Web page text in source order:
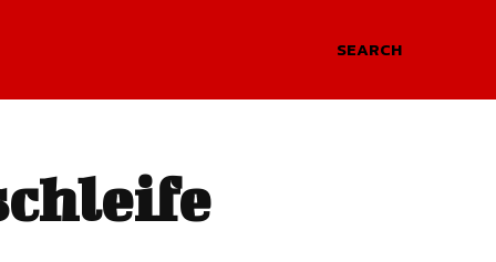
SEARCH